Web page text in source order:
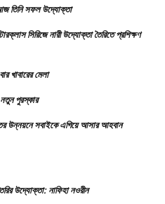
তিনি সফল উদ্যোক্তা
সিরিজে নারী উদ্যোক্তা তৈরিতে প্রশিক্ষণ
খাবারের মেলা
নতুন পুরস্কার
উন্নয়নে সবাইকে এগিয়ে আসার আহবান
উদ্যোক্তা: নাফিহা নওরীন